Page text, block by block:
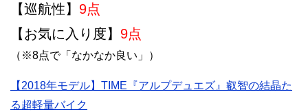
【巡航性】 9点
【お気に入り度】 9点
（※8点で「なかなか良い」）
【2018年モデル】TIME『アルプデュエズ』叡智の結晶た
る超軽量バイク